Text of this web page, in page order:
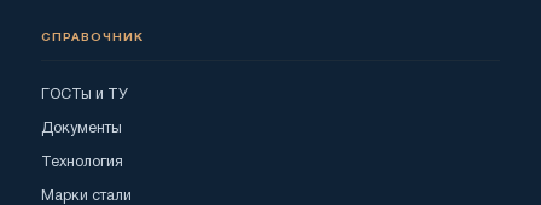
СПРАВОЧНИК
ГОСТы и ТУ
Документы
Технология
Марки стали